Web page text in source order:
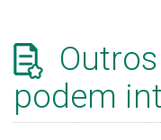
podem